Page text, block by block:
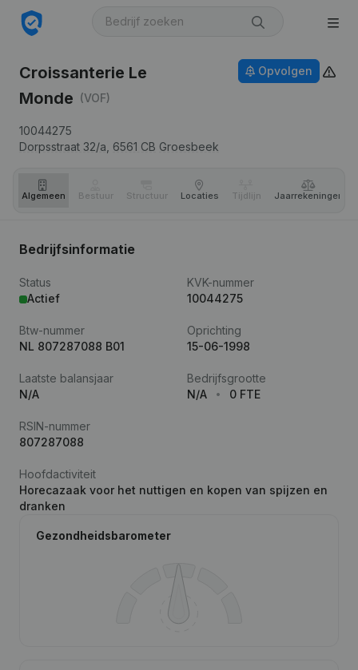
Croissanterie Le
Monde (VOF)
10044275
Dorpsstraat 32/a, 6561 CB Groesbeek
Opvolgen
Algemeen Bestuur Structuur Locaties Tijdlijn Jaar­rekeningen
Bedrijfsinformatie
Status
Actief
KVK-nummer
10044275
Btw-nummer
NL 807287088 B01
Oprichting
15-06-1998
Laatste balansjaar
N/A
Bedrijfsgrootte
N/A
0 FTE
RSIN-nummer
807287088
Hoofdactiviteit
Horecazaak voor het nuttigen en kopen van spijzen en
dranken
Gezondheidsbarometer